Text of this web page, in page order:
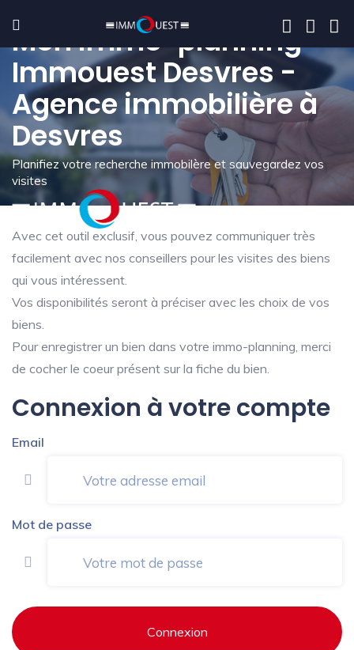
Mon immo-planning -
Immouest Desvres -
Agence immobilière à
Desvres
Planifiez votre recherche immobilère et sauvegardez vos
visites
Avec cet outil exclusif, vous pouvez communiquer très
facilement avec nos conseillers pour les visites des biens
qui vous intéressent.
Vos disponibilités seront à préciser avec les choix de vos
biens.
Pour enregistrer un bien dans votre immo-planning, merci
de cocher le coeur présent sur la fiche du bien.
Connexion à votre compte
Email
Mot de passe
Connexion